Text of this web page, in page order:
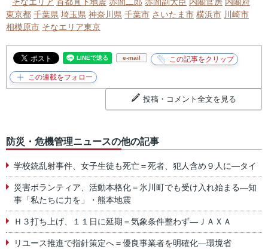
東京都 千葉県 埼玉県 神奈川県 千葉市 さいたま市 横浜市 川崎市
相模原市 そなエリア東京
e-mail
投稿・コメント全文を見る
防災・危機管理ニュースの他の記事
学校銃乱射事件、女子生徒も死亡＝死者、犯人含め９人に―タイ
災害ボランティア、活動本格化＝氷川町でも受け入れ始まる―知
事「私たちに力を」・熊本地震
Ｈ３打ち上げ、１１日に延期＝気象条件整わず―ＪＡＸＡ
リユース推進で指針策定へ＝優良事業者を明確化―環境省